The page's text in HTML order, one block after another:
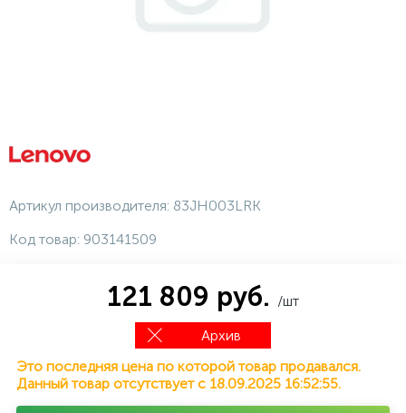
Артикул производителя: 83JH003LRK
Код товар: 903141509
121 809 руб. /шт
Архив
Это последняя цена по которой товар продавался.
Данный товар отсутствует с 18.09.2025 16:52:55.